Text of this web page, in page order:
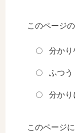
このページ
分かり
ふつう
分かり
このページ